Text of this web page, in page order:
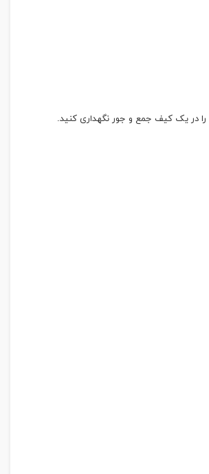
در یک کیف جمع و جور نگهداری کنید.